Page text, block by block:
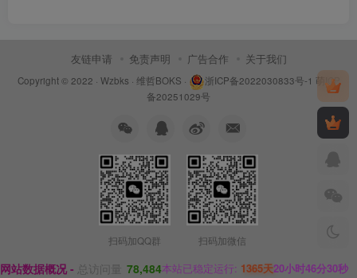
友链申请 免责声明 广告合作 关于我们
Copyright © 2022 · Wzbks · 维哲BOKS · 浙ICP备2022030833号-1 萌ICP
备20251029号
扫码加QQ群 扫码加微信
网站数据概况 - 总访问量 78,484本站已稳定运行: 1365天20小时46分30秒